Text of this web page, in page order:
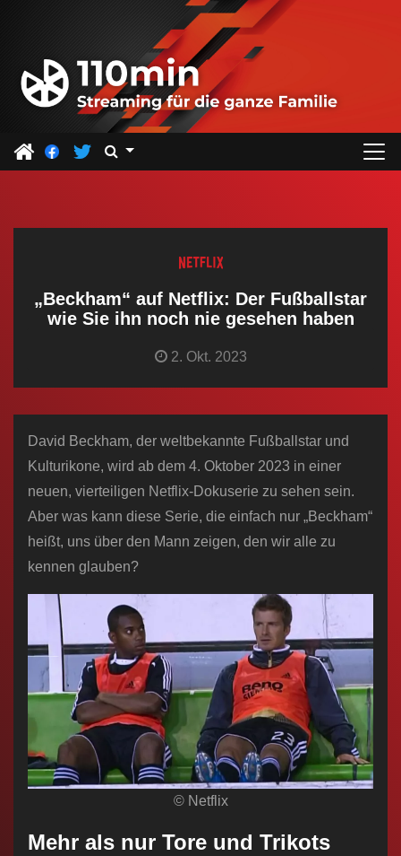
„Beckham“ auf Netflix: Der Fußballstar
wie Sie ihn noch nie gesehen haben
2. Okt. 2023
David Beckham, der weltbekannte Fußballstar und
Kulturikone, wird ab dem 4. Oktober 2023 in einer
neuen, vierteiligen Netflix-Dokuserie zu sehen sein.
Aber was kann diese Serie, die einfach nur „Beckham“
heißt, uns über den Mann zeigen, den wir alle zu
kennen glauben?
© Netflix
Mehr als nur Tore und Trikots